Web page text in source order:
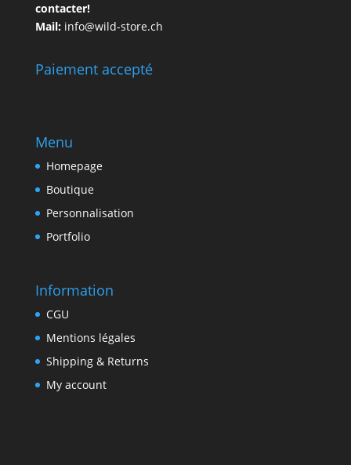
contacter!
Mail:info@wild-store.ch
Paiement accepté
Menu
Homepage
Boutique
Personnalisation
Portfolio
Information
CGU
Mentions légales
Shipping & Returns
My account